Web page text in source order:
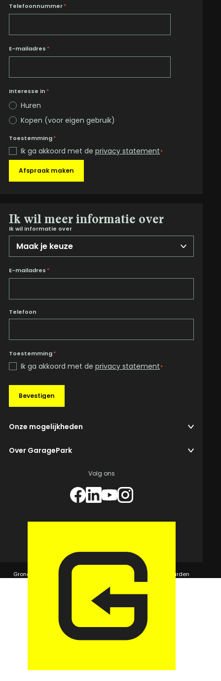
Telefoonnummer*
E-mailadres *
Interesse in *
Huren
Kopen (voor eigen gebruik)
Toestemming*
Ik ga akkoord met deprivacy statement*
Afspraak maken
Ik wil meer informatie over
Ik wil informatie over
E-mailadres *
Telefoon
Toestemming*
Ik ga akkoord met deprivacy statement*
Bevestigen
Onze mogelijkheden
Over GaragePark
Volg ons
© 2026 GaragePark.
Grondposities
365Beheer & GaragePark Algemene voorwaarden